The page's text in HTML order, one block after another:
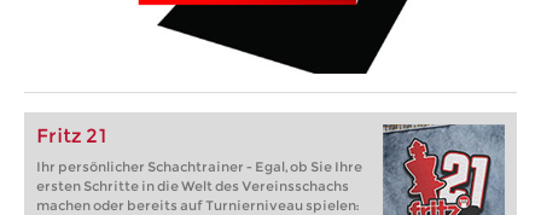
Fritz 21
Ihr persönlicher Schachtrainer - Egal, ob Sie Ihre
ersten Schritte in die Welt des Vereinsschachs
machen oder bereits auf Turnierniveau spielen: